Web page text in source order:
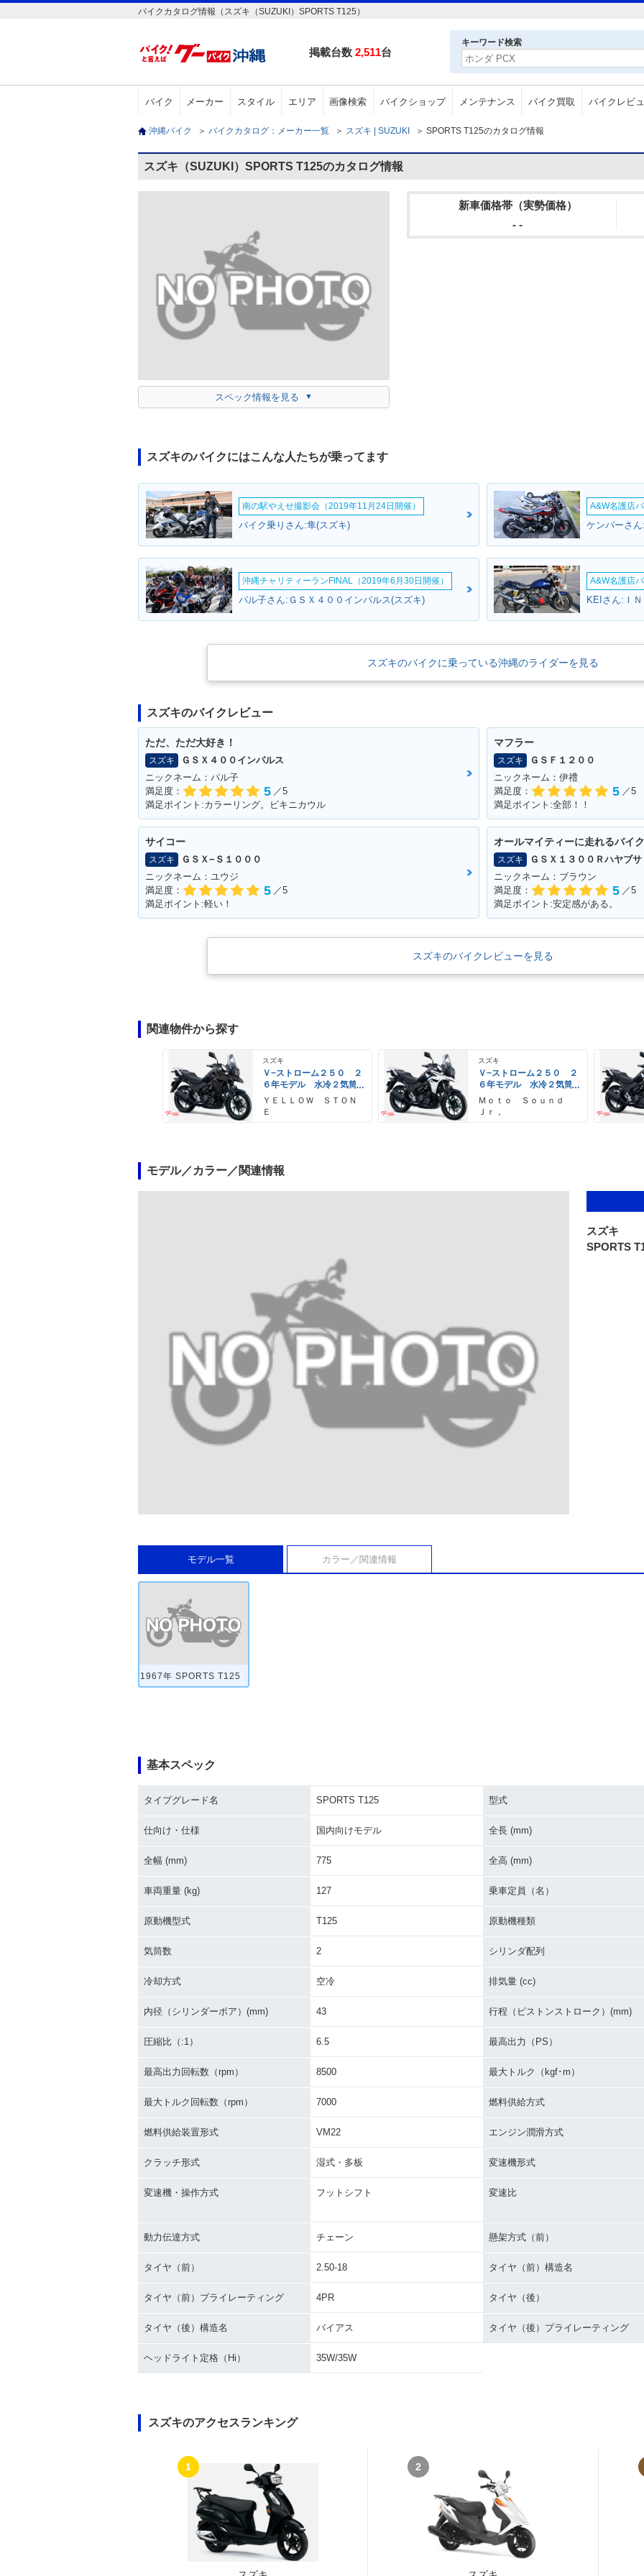
バイクカタログ情報（スズキ（SUZUKI）SPORTS T125）
掲載台数 2,511台
キーワード検索
バイク メーカー スタイル エリア 画像検索 バイクショップ メンテナンス バイク買取 バイクレビ
沖縄バイク ＞ バイクカタログ：メーカー一覧 ＞ スズキ | SUZUKI ＞ SPORTS T125のカタログ情報
スズキ（SUZUKI）SPORTS T125のカタログ情報
スペック情報を見る
新車価格帯（実勢価格）
- -
スズキのバイクにはこんな人たちが乗ってます
南の駅やえせ撮影会（2019年11月24日開催）
バイク乗りさん:隼(スズキ)
A&W名護店
ケンパーさ
沖縄チャリティーランFINAL（2019年6月30日開催）
パル子さん:ＧＳＸ４００インパルス(スズキ)
A&W名護店
KEIさん:Ｉ
スズキのバイクに乗っている沖縄のライダーを見る
スズキのバイクレビュー
ただ、ただ大好き！
スズキ
ＧＳＸ４００インパルス
ニックネーム：パル子
満足度：
5 ／5
満足ポイント:カラーリング。ビキニカウル
マフラー
スズキ
ＧＳＦ１２００
ニックネーム：伊禮
満足度：
5 ／5
満足ポイント:全部！！
サイコー
スズキ
ＧＳＸ−Ｓ１０００
ニックネーム：ユウジ
満足度：
5 ／5
満足ポイント:軽い！
オールマイティーに走れるバイ
スズキ
ＧＳＸ１３００Ｒハヤブサ
ニックネーム：ブラウン
満足度：
5 ／5
満足ポイント:安定感がある。
スズキのバイクレビューを見る
関連物件から探す
スズキ
Ｖ−ストローム２５０ ２
６年モデル 水冷２気筒
エンジン ＬＥＤヘッド
ライト標準装備
ＹＥＬＬＯＷ ＳＴＯＮ
Ｅ
スズキ
Ｖ−ストローム２５０ ２
６年モデル 水冷２気筒
エンジン ＬＥＤヘッド
ライト標準装備
Ｍｏｔｏ Ｓｏｕｎｄ
Ｊｒ，
モデル／カラー／関連情報
スズキ
SPORTS
モデル一覧 カラー／関連情報
1967年 SPORTS T125
基本スペック
タイプグレード名 SPORTS T125 型式
仕向け・仕様 国内向けモデル 全長 (mm)
全幅 (mm) 775 全高 (mm)
車両重量 (kg) 127 乗車定員（名）
原動機型式 T125 原動機種類
気筒数 2 シリンダ配列
冷却方式 空冷 排気量 (cc)
内径（シリンダーボア）(mm) 43 行程（ピストンストローク）(mm)
圧縮比（:1） 6.5 最高出力（PS）
最高出力回転数（rpm） 8500 最大トルク（kgf･m）
最大トルク回転数（rpm） 7000 燃料供給方式
燃料供給装置形式 VM22 エンジン潤滑方式
クラッチ形式 湿式・多板 変速機形式
変速機・操作方式 フットシフト 変速比
動力伝達方式 チェーン 懸架方式（前）
タイヤ（前） 2.50-18 タイヤ（前）構造名
タイヤ（前）プライレーティング 4PR タイヤ（後）
タイヤ（後）構造名 バイアス タイヤ（後）プライレーティング
ヘッドライト定格（Hi） 35W/35W
スズキのアクセスランキング
1 2